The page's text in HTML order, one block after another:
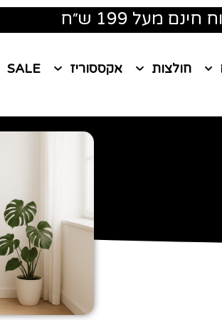
מעל 199 ש״ח
חולצות אקססוריז SALE